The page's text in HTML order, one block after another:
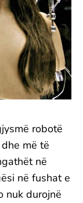
robotë
më të
në
në fushat e
nuk durojnë